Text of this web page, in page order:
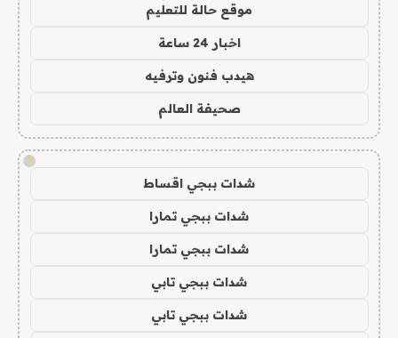
موقع حالة للتعليم
اخبار 24 ساعة
هيدب فنون وترفيه
صحيفة العالم
!
شدات ببجي اقساط
شدات ببجي تمارا
شدات ببجي تمارا
شدات ببجي تابي
شدات ببجي تابي